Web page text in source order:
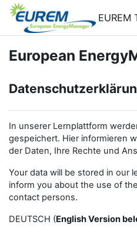
Skip to main content
EUREM
European
In unserer Lernplattform
gespeichert. Hier informieren
der Daten, Ihre Rechte und
Your data will be stored in our
inform you about the use of
contact persons.
DEUTSCH (English Version